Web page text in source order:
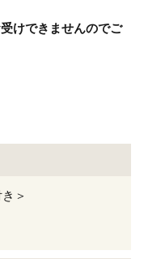
けできませんのでご
＞